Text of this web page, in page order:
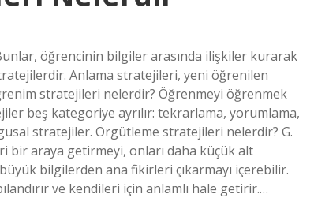
öğrencinin bilgiler arasında ilişkiler kurarak
Anlama stratejileri, yeni öğrenilen
stratejileri nelerdir? Öğrenmeyi öğrenmek
beş kategoriye ayrılır: tekrarlama, yorumlama,
stratejiler. Örgütleme stratejileri nelerdir? G.
bir araya getirmeyi, onları daha küçük alt
bilgilerden ana fikirleri çıkarmayı içerebilir.
ve kendileri için anlamlı hale getirir.…